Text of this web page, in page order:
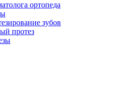
ортопеда
зубов
протез